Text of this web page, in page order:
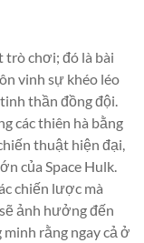
trò chơi; đó là bài
vinh sự khéo léo
thần đồng đội.
các thiên hà bằng
thuật hiện đại,
của Space Hulk.
chiến lược mà
ảnh hưởng đến
minh rằng ngay cả ở